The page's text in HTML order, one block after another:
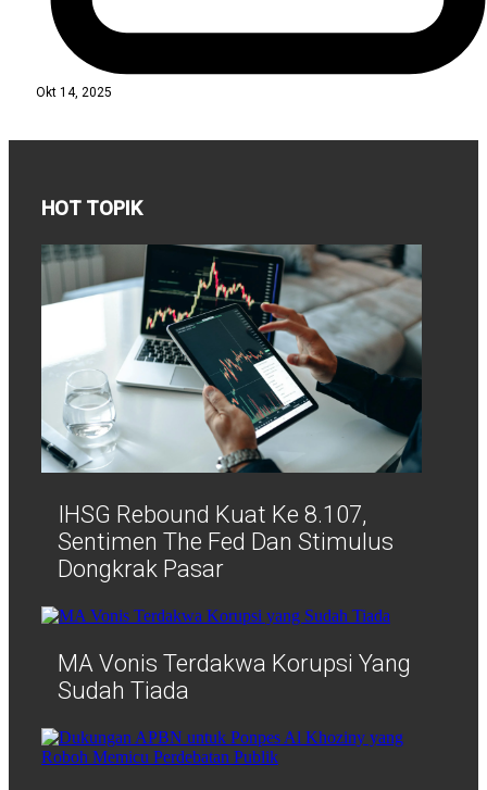
Okt 14, 2025
HOT TOPIK
IHSG Rebound Kuat Ke 8.107,
Sentimen The Fed Dan Stimulus
Dongkrak Pasar
MA Vonis Terdakwa Korupsi Yang
Sudah Tiada